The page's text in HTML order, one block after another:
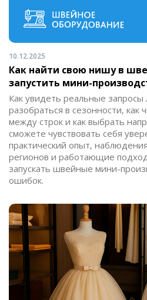
10.12.2025
Как найти свою нишу в
запустить мини-
Как увидеть реальные запросы
разобраться в сезонности, как
между строк и как выбрать
сможете чувствовать себя
практический опыт,
регионов и работающие
запускать швейные мини-
ошибок.